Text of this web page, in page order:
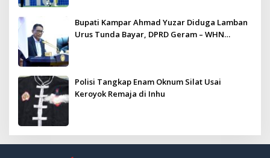
Bupati Kampar Ahmad Yuzar Diduga Lamban
Urus Tunda Bayar, DPRD Geram – WHN
Polisi Tangkap Enam Oknum Silat Usai
Keroyok Remaja di Inhu